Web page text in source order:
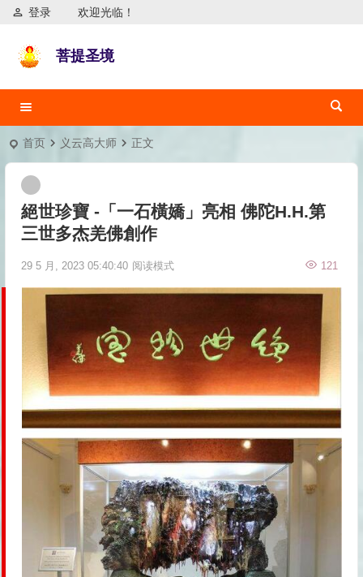
欢迎光临！
登录
菩提圣境
首页 义云高大师 正文
絕世珍寶 -「一石橫嬌」亮相 佛陀H.H.第
三世多杰羌佛創作
29 5 月, 2023 05:40:40 121
阅读模式